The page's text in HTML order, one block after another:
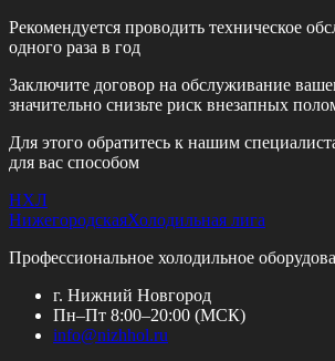
Рекомендуется проводить техническое
одного раза в год
Заключите договор на обслуживание
значительно снизьте риск внезапных
Для этого обратитесь к нашим
для вас способом
НХЛ
НижегородскаяХолодильная лига
Профессиональное холодильное
г. Нижний Новгород
Пн–Пт 8:00–20:00 (МСК)
info@nizhhol.ru